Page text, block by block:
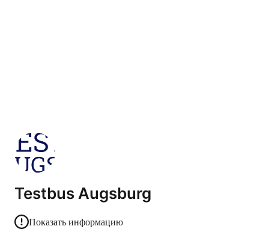
Testbus Augsburg
Показать информацию